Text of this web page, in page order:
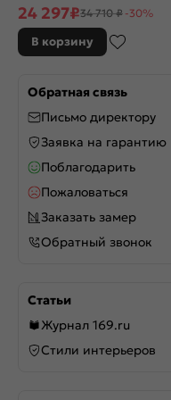
24 297₽34 710 ₽ -30%
В корзину
Обратная связь
Письмо директору
Заявка на гарантию
Поблагодарить
Пожаловаться
Заказать замер
Обратный звонок
Статьи
Журнал 169.ru
Стили интерьеров